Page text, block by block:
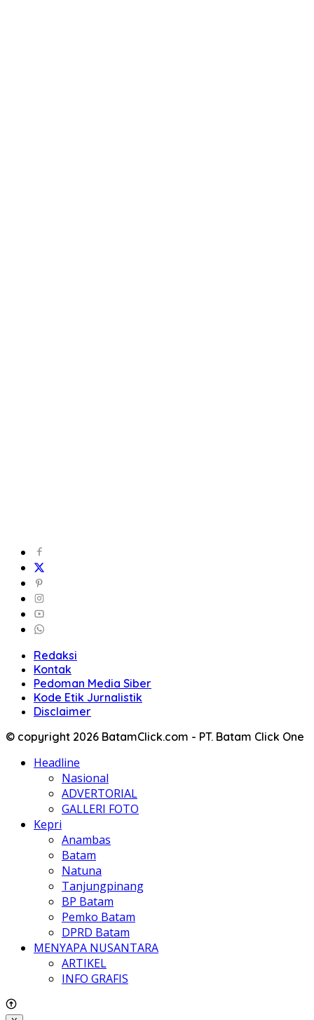
Redaksi
Kontak
Pedoman Media Siber
Kode Etik Jurnalistik
Disclaimer
© copyright 2026 BatamClick.com - PT. Batam Click One
Headline
Nasional
ADVERTORIAL
GALLERI FOTO
Kepri
Anambas
Batam
Natuna
Tanjungpinang
BP Batam
Pemko Batam
DPRD Batam
MENYAPA NUSANTARA
ARTIKEL
INFO GRAFIS